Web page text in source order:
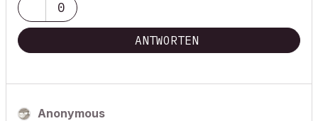
0
ANTWORTEN
Anonymous